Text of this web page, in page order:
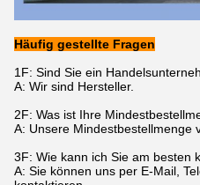
Häufig gestellte Fragen
1F: Sind Sie ein
A: Wir sind Hersteller.
2F: Was ist Ihre
A: Unsere Mindestbestellmenge
3F: Wie kann ich Sie am besten
A: Sie können uns per E-Mail,